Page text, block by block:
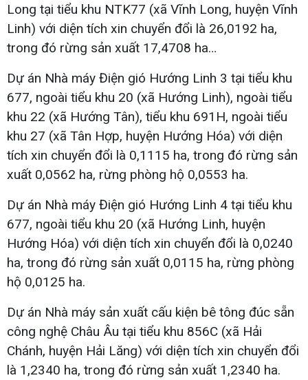
Long tại tiểu khu NTK77 (xã Vĩnh Long, huyện Vĩnh
Linh) với diện tích xin chuyển đổi là 26,0192 ha,
trong đó rừng sản xuất 17,4708 ha…
Dự án Nhà máy Điện gió Hướng Linh 3 tại tiểu khu
677, ngoài tiểu khu 20 (xã Hướng Linh), ngoài tiểu
khu 22 (xã Hướng Tân), tiểu khu 691H, ngoài tiểu
khu 27 (xã Tân Hợp, huyện Hướng Hóa) với diện
tích xin chuyển đổi là 0,1115 ha, trong đó rừng sản
xuất 0,0562 ha, rừng phòng hộ 0,0553 ha.
Dự án Nhà máy Điện gió Hướng Linh 4 tại tiểu khu
677, ngoài tiểu khu 20 (xã Hướng Linh, huyện
Hướng Hóa) với diện tích xin chuyển đổi là 0,0240
ha, trong đó rừng sản xuất 0,0115 ha, rừng phòng
hộ 0,0125 ha.
Dự án Nhà máy sản xuất cấu kiện bê tông đúc sẵn
công nghệ Châu Âu tại tiểu khu 856C (xã Hải
Chánh, huyện Hải Lăng) với diện tích xin chuyển đổi
là 1,2340 ha, trong đó rừng sản xuất 1,2340 ha.